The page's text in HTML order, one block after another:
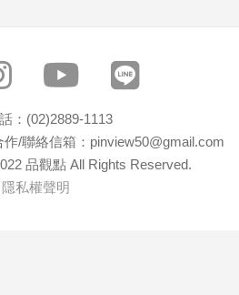
：(02)2889-1113
/聯絡信箱：pinview50@gmail.com
品觀點 All Rights Reserved.
隱私權聲明